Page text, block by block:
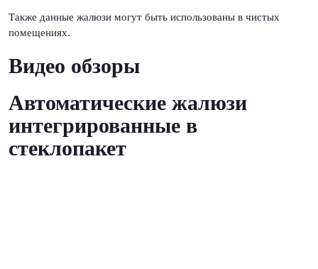
Также данные жалюзи могут быть использованы в чистых
помещениях.
Видео обзоры
Автоматические жалюзи
интегрированные в
стеклопакет